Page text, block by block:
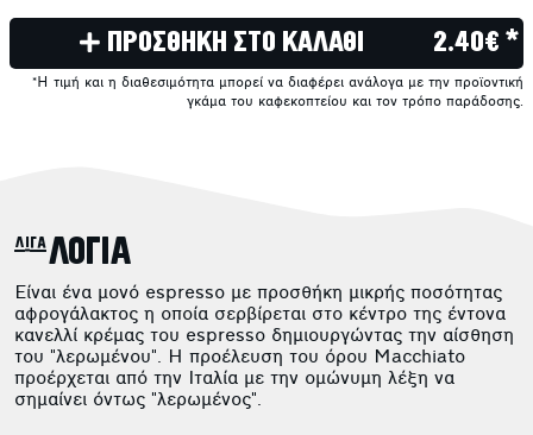
ΠΡΟΣΘΗΚΗ ΣΤΟ ΚΑΛΑΘΙ 2.40€ *
*Η τιμή και η διαθεσιμότητα μπορεί να διαφέρει ανάλογα με την προϊοντική
γκάμα του καφεκοπτείου και τον τρόπο παράδοσης.
λίγα ΛΟΓΙΑ
Είναι ένα μονό espresso με προσθήκη μικρής ποσότητας
αφρογάλακτος η οποία σερβίρεται στο κέντρο της έντονα
κανελλί κρέμας του espresso δημιουργώντας την αίσθηση
του "λερωμένου". Η προέλευση του όρου Macchiato
προέρχεται από την Ιταλία με την ομώνυμη λέξη να
σημαίνει όντως "λερωμένος".